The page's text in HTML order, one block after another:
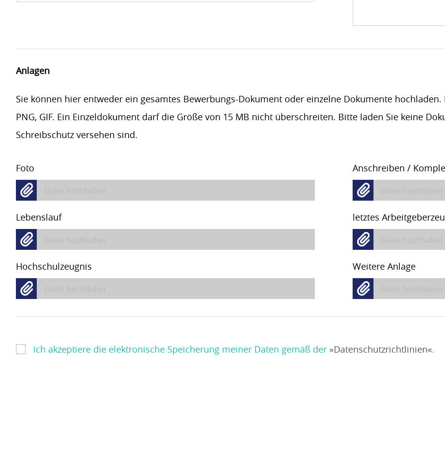
Anlagen
Sie können hier entweder ein gesamtes Bewerbungs-Dokument oder einzelne Dokumente
PNG, GIF. Ein Einzeldokument darf die Größe von 15 MB nicht überschreiten. Bitte laden Sie keine
Schreibschutz versehen sind.
Foto Anschreiben /
Lebenslauf letztes
Hochschulzeugnis Weitere Anlage
Ich akzeptiere die elektronische Speicherung meiner Daten gemäß der Datenschutzrichtlinien .